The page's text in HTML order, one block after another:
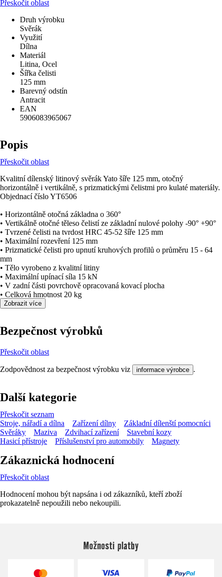
Přeskočit oblast
Druh výrobku
Svěrák
Využití
Dílna
Materiál
Litina, Ocel
Šířka čelisti
125 mm
Barevný odstín
Antracit
EAN
5906083965067
Popis
Přeskočit oblast
Kvalitní dílenský litinový svěrák Yato šíře 125 mm, otočný
horizontálně i vertikálně, s prizmatickými čelistmi pro kulaté materiály.
Objednací číslo YT6506
• Horizontálně otočná základna o 360°
• Vertikálně otočné těleso čelistí ze základní nulové polohy -90° +90°
• Tvrzené čelisti na tvrdost HRC 45-52 šíře 125 mm
• Maximální rozevření 125 mm
• Prizmatické čelisti pro upnutí kruhových profilů o průměru 15 - 64
mm
• Tělo vyrobeno z kvalitní litiny
• Maximální upínací síla 15 kN
• V zadní části povrchově opracovaná kovací plocha
• Celková hmotnost 20 kg
Zobrazit více
Bezpečnost výrobků
Přeskočit oblast
Zodpovědnost za bezpečnost výrobku viz informace výrobce .
Další kategorie
Přeskočit seznam
Stroje, nářadí a dílna
Zařízení dílny
Základní dílenští pomocníci
Svěráky
Maziva Zdvihací zařízení
Stavební kozy
Hasicí přístroje
Příslušenství pro automobily Magnety
Zákaznická hodnocení
Přeskočit oblast
Hodnocení mohou být napsána i od zákazníků, kteří zboží
prokazatelně nepoužili nebo nekoupili.
Možnosti platby